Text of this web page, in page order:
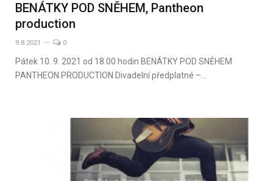
BENÁTKY POD SNĚHEM, Pantheon
production
9.8.2021 0
Pátek 10. 9. 2021 od 18.00 hodin BENÁTKY POD SNĚHEM
PANTHEON PRODUCTION Divadelní předplatné –…